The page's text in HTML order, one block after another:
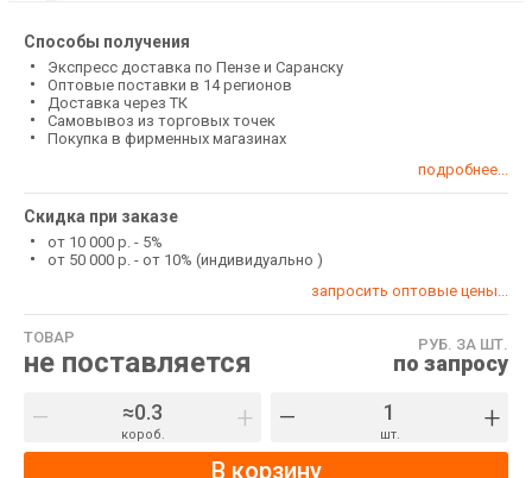
Способы получения
Экспресс доставка по Пензе и Саранску
Оптовые поставки в 14 регионов
Доставка через ТК
Самовывоз из торговых точек
Покупка в фирменных магазинах
подробнее...
Скидка при заказе
от 10 000 р. - 5%
от 50 000 р. - от 10% (индивидуально )
запросить оптовые цены...
ТОВАР
не поставляется
РУБ. ЗА ШТ.
по запросу
– короб. + – шт. +
В корзину